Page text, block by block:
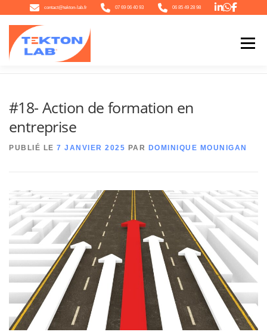
contact@tekton-lab.fr 07 69 06 40 93 06 85 49 28 98
au
contenu
Menu
L’ACTU CONTACT
Accueil #18- Action de formation en entreprise
#18- Action de formation en
entreprise
PUBLIÉ LE 7 JANVIER 2025 PAR DOMINIQUE MOUNIGAN